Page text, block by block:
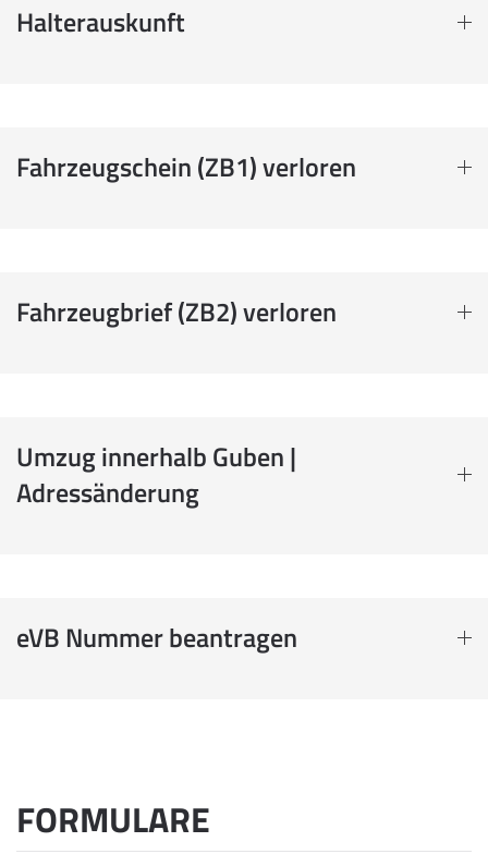
Halterauskunft
Fahrzeugschein (ZB1) verloren
Fahrzeugbrief (ZB2) verloren
Umzug innerhalb Guben |
Adressänderung
eVB Nummer beantragen
FORMULARE